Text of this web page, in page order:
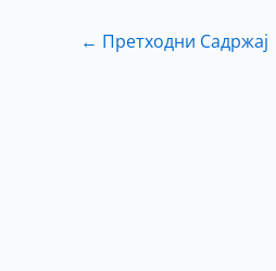
← Претходни Садржај